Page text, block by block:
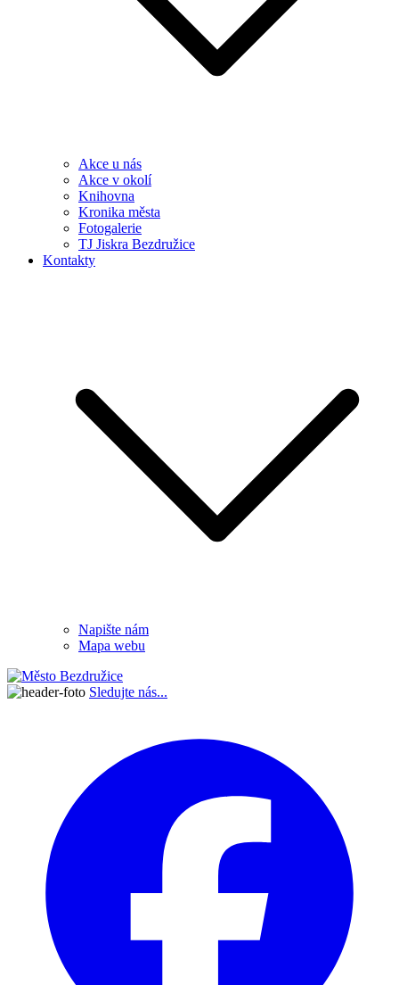
Akce u nás
Akce v okolí
Knihovna
Kronika města
Fotogalerie
TJ Jiskra Bezdružice
Kontakty
Napište nám
Mapa webu
Sledujte nás...